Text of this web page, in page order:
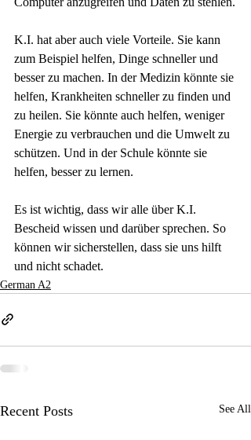
K.I. hat aber auch viele Vorteile. Sie kann
zum Beispiel helfen, Dinge schneller und
besser zu machen. In der Medizin könnte sie
helfen, Krankheiten schneller zu finden und
zu heilen. Sie könnte auch helfen, weniger
Energie zu verbrauchen und die Umwelt zu
schützen. Und in der Schule könnte sie
helfen, besser zu lernen.
Es ist wichtig, dass wir alle über K.I.
Bescheid wissen und darüber sprechen. So
können wir sicherstellen, dass sie uns hilft
und nicht schadet.
German A2
Recent Posts See All